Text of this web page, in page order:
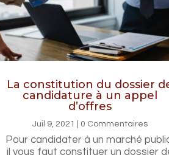
La constitution du dossier
candidature à un appel
d’offres
Juil 9, 2021 | 0 Commentaires
Pour candidater à un marché
il vous faut constituer un dossier